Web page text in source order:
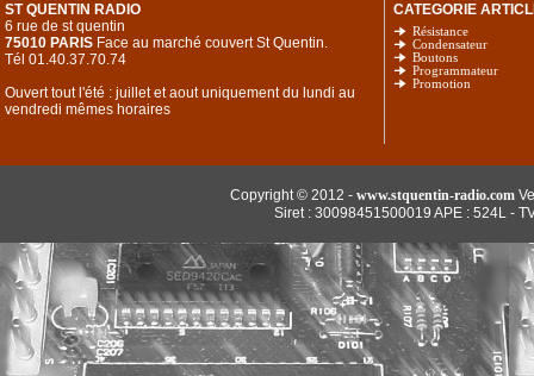
ST QUENTIN RADIO
6 rue de st quentin
75010 PARIS Face au marché couvert St Quentin.
Tél 01.40.37.70.74
Ouvert tout l'été : juillet et aout uniquement du lundi au
vendredi mêmes horaires
CATEGORIE
Résistance
Condensateur
Boutons
Programmateur
Promotion
Copyright © 2012 - www.stquentin-radio.com
Siret : 30098451500019 APE : 524L -